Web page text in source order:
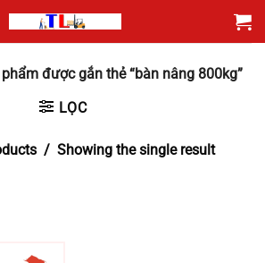
được gắn thẻ “bàn nâng 800kg”
LỌC
Showing the single result